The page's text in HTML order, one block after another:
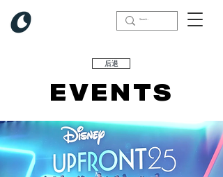
商业的
后退
EVENTS